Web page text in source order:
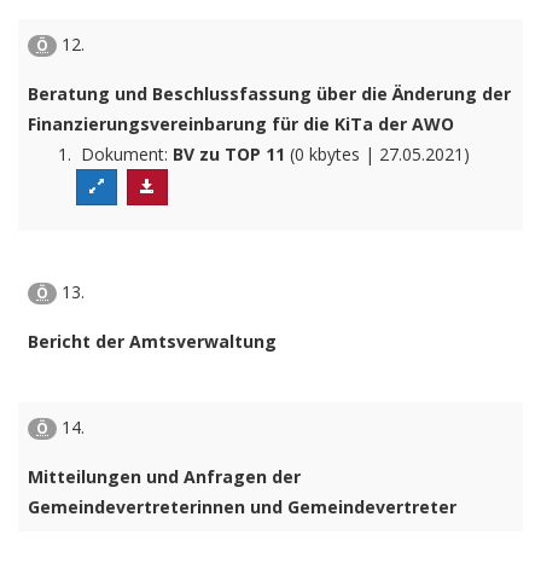
Ö 12.
Beratung und Beschlussfassung über die Änderung der
Finanzierungsvereinbarung für die KiTa der AWO
Dokument: BV zu TOP 11 (0 kbytes | 27.05.2021)
Ö 13.
Bericht der Amtsverwaltung
Ö 14.
Mitteilungen und Anfragen der
Gemeindevertreterinnen und Gemeindevertreter